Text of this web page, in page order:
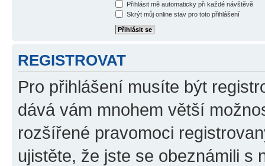
Přihlásit mě automaticky při každé návštěvě
Skrýt můj online stav pro toto přihlášení
REGISTROVAT
Pro přihlášení musíte být
dává vám mnohem větší
rozšířené pravomoci
ujistěte, že jste se obeznámili s